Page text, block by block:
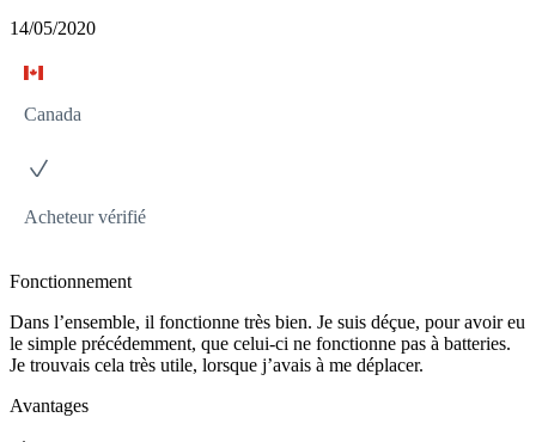
14/05/2020
Canada
Acheteur vérifié
Fonctionnement
Dans l’ensemble, il fonctionne très bien. Je suis déçue, pour avoir eu
le simple précédemment, que celui-ci ne fonctionne pas à batteries.
Je trouvais cela très utile, lorsque j’avais à me déplacer.
Avantages